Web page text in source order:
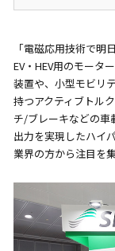
「電磁応用技術で明
EV・HEV用のモータ
装置や、小型モビリ
持つアクティブトル
チ/ブレーキなどの車
出力を実現したハイ
業界の方から注目を